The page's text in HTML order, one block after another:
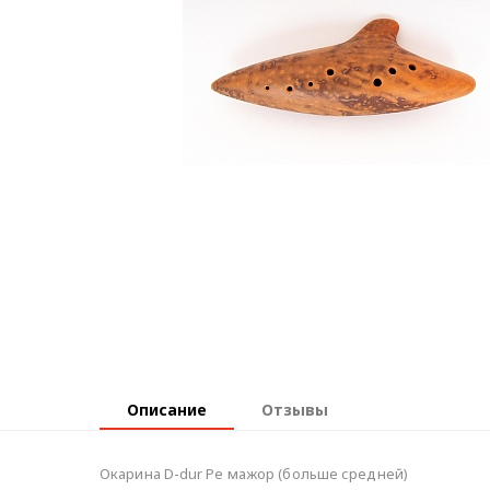
Описание Отзывы
Окарина D-dur Ре мажор (больше средней)